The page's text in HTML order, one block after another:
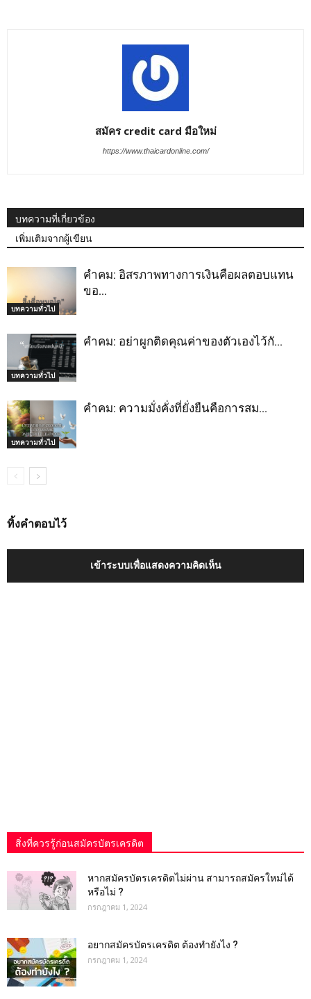
สมัคร credit card มือใหม่
https://www.thaicardonline.com/
บทความที่เกี่ยวข้อง
เพิ่มเติมจากผู้เขียน
บทความทั่วไป
คำคม: อิสรภาพทางการเงินคือผลตอบแทน
ขอ…
บทความทั่วไป
คำคม: อย่าผูกติดคุณค่าของตัวเองไว้กั…
บทความทั่วไป
คำคม: ความมั่งคั่งที่ยั่งยืนคือการสม…
ทิ้งคำตอบไว้
เข้าระบบเพื่อแสดงความคิดเห็น
สิ่งที่ควรรู้ก่อนสมัครบัตรเครดิต
หากสมัครบัตรเครดิตไม่ผ่าน สามารถสมัครใหม่ได้
หรือไม่ ?
กรกฎาคม 1, 2024
อยากสมัครบัตรเครดิต ต้องทำยังไง ?
กรกฎาคม 1, 2024